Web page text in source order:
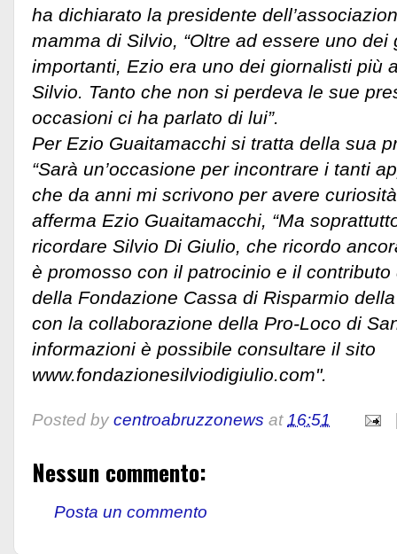
ha dichiarato la presidente
mamma di Silvio, “Oltre ad essere uno
importanti, Ezio era uno dei giornalisti più
Silvio. Tanto che non si perdeva le sue
occasioni ci ha parlato di lui”.
Per Ezio Guaitamacchi si tratta della sua
“Sarà un’occasione per incontrare i tanti
che da anni mi scrivono per avere
afferma Ezio Guaitamacchi, “Ma
ricordare Silvio Di Giulio, che ricordo
è promosso con il patrocinio e il
della Fondazione Cassa di Risparmio
con la collaborazione della Pro-Loco di
informazioni è possibile consultare il sito
www.fondazionesilviodigiulio.com".
Posted by centroabruzzonews at16:51
Nessun commento:
Posta un commento